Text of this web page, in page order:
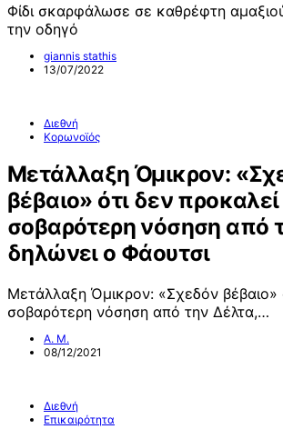
Φίδι σκαρφάλωσε σε καθρέφτη
την οδηγό
giannis stathis
13/07/2022
Διεθνή
Κορωνοϊός
Μετάλλαξη Όμικρον:
βέβαιο» ότι δεν προκαλεί
σοβαρότερη νόσηση από
δηλώνει ο Φάουτσι
Μετάλλαξη Όμικρον: «Σχεδόν βέβαιο»
σοβαρότερη νόσηση από την Δέλτα,…
Α. Μ.
08/12/2021
Διεθνή
Επικαιρότητα